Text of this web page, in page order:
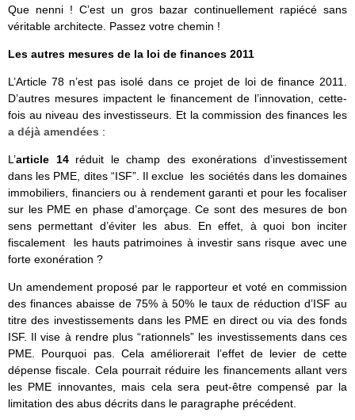
Que nenni ! C’est un gros bazar continuellement rapiécé sans
véritable architecte. Passez votre chemin !
Les autres mesures de la loi de finances 2011
L’Article 78 n’est pas isolé dans ce projet de loi de finance 2011.
D’autres mesures impactent le financement de l’innovation, cette-
fois au niveau des investisseurs. Et la commission des finances les
a déjà amendées :
L’article 14 réduit le champ des exonérations d’investissement
dans les PME, dites “ISF”. Il exclue les sociétés dans les domaines
immobiliers, financiers ou à rendement garanti et pour les focaliser
sur les PME en phase d’amorçage. Ce sont des mesures de bon
sens permettant d’éviter les abus. En effet, à quoi bon inciter
fiscalement les hauts patrimoines à investir sans risque avec une
forte exonération ?
Un amendement proposé par le rapporteur et voté en commission
des finances abaisse de 75% à 50% le taux de réduction d’ISF au
titre des investissements dans les PME en direct ou via des fonds
ISF. Il vise à rendre plus “rationnels” les investissements dans ces
PME. Pourquoi pas. Cela améliorerait l’effet de levier de cette
dépense fiscale. Cela pourrait réduire les financements allant vers
les PME innovantes, mais cela sera peut-être compensé par la
limitation des abus décrits dans le paragraphe précédent.